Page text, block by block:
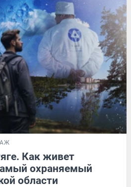
Как живет
охраняемый
области